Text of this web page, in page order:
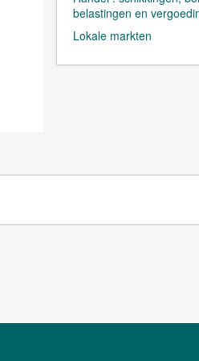
belastingen en
Lokale markten